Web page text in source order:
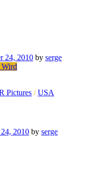
24, 2010 by serge
Wird
Pictures /USA
2010 by serge